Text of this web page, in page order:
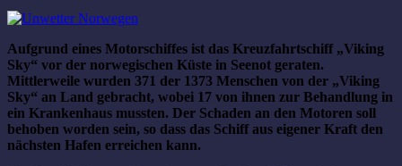
Aufgrund eines Motorschiffes ist das Kreuzfahrtschiff „Viking
Sky“ vor der norwegischen Küste in Seenot geraten.
Mittlerweile wurden 371 der 1373 Menschen von der „Viking
Sky“ an Land gebracht, wobei 17 von ihnen zur Behandlung in
ein Krankenhaus mussten. Der Schaden an den Motoren soll
behoben worden sein, so dass das Schiff aus eigener Kraft den
nächsten Hafen erreichen kann.